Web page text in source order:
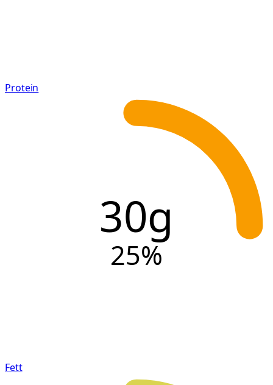
Protein
30g
25%
Fett